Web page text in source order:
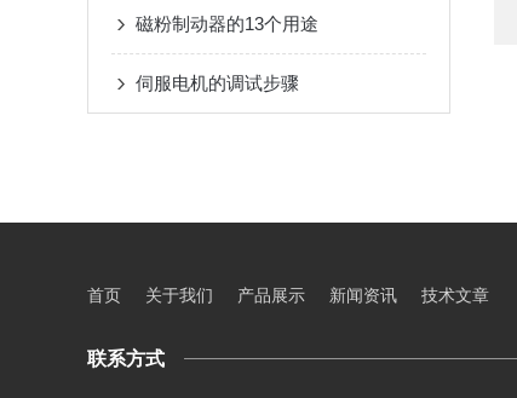
磁粉制动器的13个用途
伺服电机的调试步骤
首页 关于我们 产品展示 新闻资讯 技术文章
联系方式